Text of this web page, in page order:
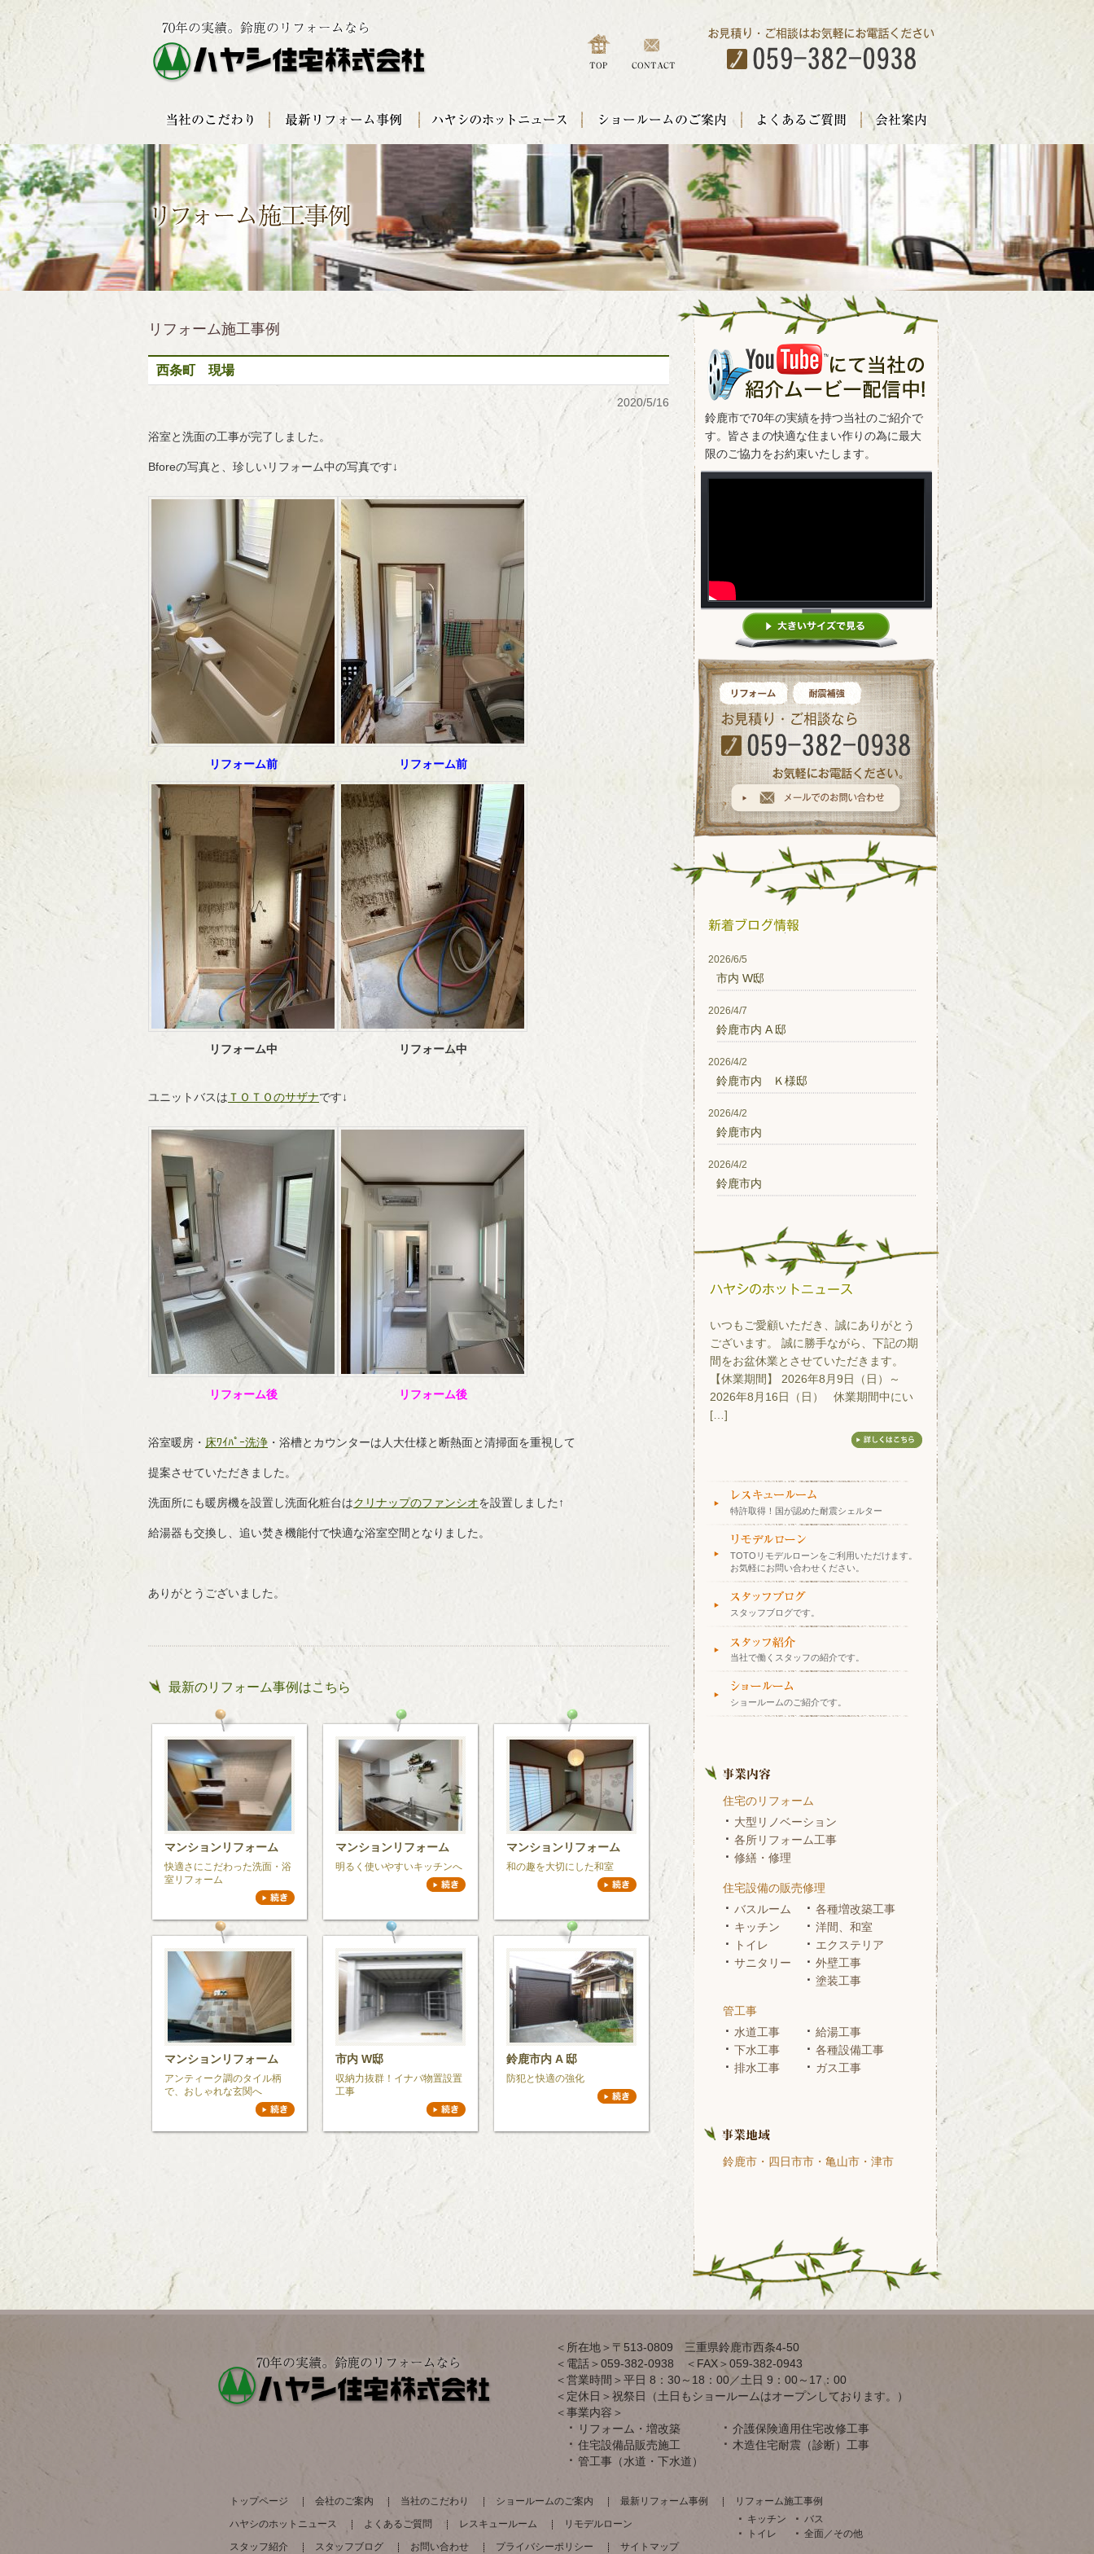
リフォーム施工事例
西条町 現場
2020/5/16
浴室と洗面の工事が完了しました。
Bforeの写真と、珍しいリフォーム中の写真です↓
リフォーム前 リフォーム前
リフォーム中 リフォーム中
ユニットバスは ＴＯＴＯのサザナです↓
リフォーム後 リフォーム後
浴室暖房・ 床ﾜｲﾊﾟｰ洗浄 ・浴槽とカウンターは人大仕様と断熱面と清掃面を重視して
提案させていただきました。
洗面所にも暖房機を設置し洗面化粧台はクリナップのファンシオを設置しました↑
給湯器も交換し、追い焚き機能付で快適な浴室空間となりました。
ありがとうございました。
最新のリフォーム事例はこちら
マンションリフォーム
快適さにこだわった洗面・浴
室リフォーム
マンションリフォーム
明るく使いやすいキッチンへ
マンションリフォーム
和の趣を大切にした和室
マンションリフォーム
アンティーク調のタイル柄
で、おしゃれな玄関へ
市内 W邸
収納力抜群！イナバ物置設置
工事
鈴鹿市内 A 邸
防犯と快適の強化
鈴鹿市で70年の実績を持つ当社のご紹介で
す。皆さまの快適な住まい作りの為に最大
限のご協力をお約束いたします。
2026/6/5
市内 W邸
2026/4/7
鈴鹿市内 A 邸
2026/4/2
鈴鹿市内 Ｋ様邸
2026/4/2
鈴鹿市内
2026/4/2
鈴鹿市内
いつもご愛顧いただき、誠にありがとう
ございます。 誠に勝手ながら、下記の期
間をお盆休業とさせていただきます。
【休業期間】 2026年8月9日（日）～
2026年8月16日（日） 休業期間中にい
[…]
特許取得！国が認めた耐震シェルター
TOTOリモデルローンをご利用いただけます。
お気軽にお問い合わせください。
スタッフブログです。
当社で働くスタッフの紹介です。
ショールームのご紹介です。
住宅のリフォーム
大型リノベーション
各所リフォーム工事
修繕・修理
住宅設備の販売修理
バスルーム
キッチン
トイレ
サニタリー
各種増改築工事
洋間、和室
エクステリア
外壁工事
塗装工事
管工事
水道工事
下水工事
排水工事
給湯工事
各種設備工事
ガス工事
鈴鹿市・四日市市・亀山市・津市
＜所在地＞〒513-0809 三重県鈴鹿市西条4-50
＜電話＞059-382-0938 ＜FAX＞059-382-0943
＜営業時間＞平日 8：30～18：00／土日 9：00～17：00
＜定休日＞祝祭日（土日もショールームはオープンしております。）
＜事業内容＞
リフォーム・増改築
介護保険適用住宅改修工事
住宅設備品販売施工
木造住宅耐震（診断）工事
管工事（水道・下水道）
トップページ 会社のご案内 当社のこだわり ショールームのご案内 最新リフォーム事例
リフォーム施工事例
キッチン
バス
トイレ
全面／その他
ハヤシのホットニュース よくあるご質問 レスキュールーム
リモデルローン
スタッフ紹介
スタッフブログ お問い合わせ プライバシーポリシー サイトマップ